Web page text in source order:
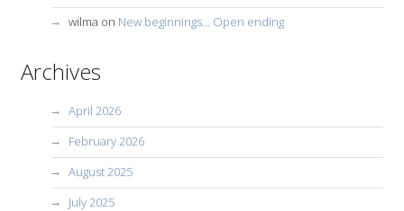
wilma on New beginnings… Open ending
Archives
April 2026
February 2026
August 2025
July 2025